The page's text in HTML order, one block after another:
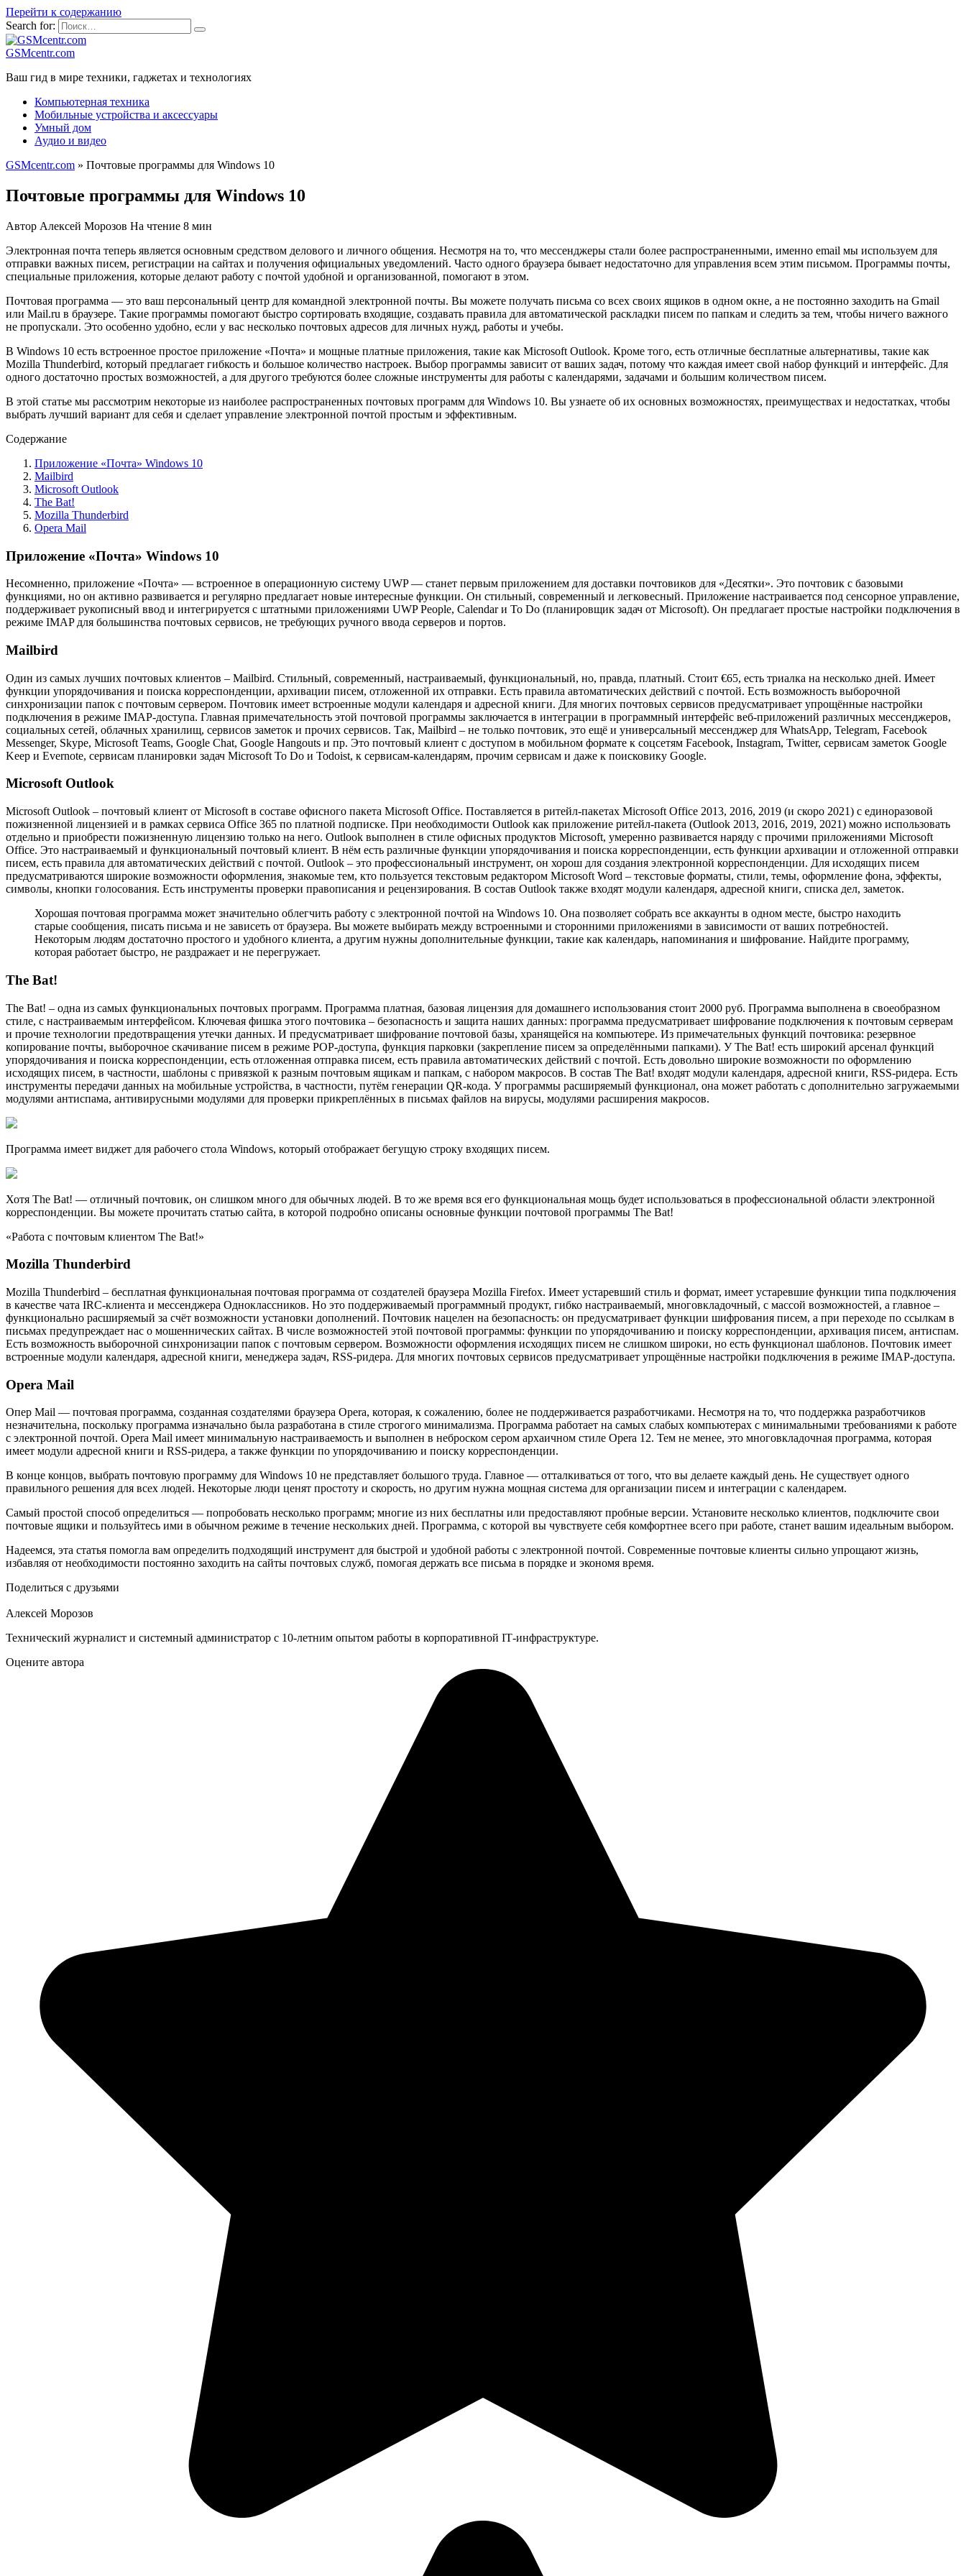
Перейти к содержанию
Search for:
GSMcentr.com
Ваш гид в мире техники, гаджетах и технологиях
Компьютерная техника
Мобильные устройства и аксессуары
Умный дом
Аудио и видео
GSMcentr.com » Почтовые программы для Windows 10
Почтовые программы для Windows 10
Автор Алексей Морозов На чтение 8 мин
Электронная почта теперь является основным средством делового и личного общения. Несмотря на то, что мессенджеры стали более распространенными, именно email мы используем для
отправки важных писем, регистрации на сайтах и получения официальных уведомлений. Часто одного браузера бывает недостаточно для управления всем этим письмом. Программы почты,
специальные приложения, которые делают работу с почтой удобной и организованной, помогают в этом.
Почтовая программа — это ваш персональный центр для командной электронной почты. Вы можете получать письма со всех своих ящиков в одном окне, а не постоянно заходить на Gmail
или Mail.ru в браузере. Такие программы помогают быстро сортировать входящие, создавать правила для автоматической раскладки писем по папкам и следить за тем, чтобы ничего важного
не пропускали. Это особенно удобно, если у вас несколько почтовых адресов для личных нужд, работы и учебы.
В Windows 10 есть встроенное простое приложение «Почта» и мощные платные приложения, такие как Microsoft Outlook. Кроме того, есть отличные бесплатные альтернативы, такие как
Mozilla Thunderbird, который предлагает гибкость и большое количество настроек. Выбор программы зависит от ваших задач, потому что каждая имеет свой набор функций и интерфейс. Для
одного достаточно простых возможностей, а для другого требуются более сложные инструменты для работы с календарями, задачами и большим количеством писем.
В этой статье мы рассмотрим некоторые из наиболее распространенных почтовых программ для Windows 10. Вы узнаете об их основных возможностях, преимуществах и недостатках, чтобы
выбрать лучший вариант для себя и сделает управление электронной почтой простым и эффективным.
Содержание
Приложение «Почта» Windows 10
Mailbird
Microsoft Outlook
The Bat!
Mozilla Thunderbird
Opera Mail
Приложение «Почта» Windows 10
Несомненно, приложение «Почта» — встроенное в операционную систему UWP — станет первым приложением для доставки почтовиков для «Десятки». Это почтовик с базовыми
функциями, но он активно развивается и регулярно предлагает новые интересные функции. Он стильный, современный и легковесный. Приложение настраивается под сенсорное управление,
поддерживает рукописный ввод и интегрируется с штатными приложениями UWP People, Calendar и To Do (планировщик задач от Microsoft). Он предлагает простые настройки подключения в
режиме IMAP для большинства почтовых сервисов, не требующих ручного ввода серверов и портов.
Mailbird
Один из самых лучших почтовых клиентов – Mailbird. Стильный, современный, настраиваемый, функциональный, но, правда, платный. Стоит €65, есть триалка на несколько дней. Имеет
функции упорядочивания и поиска корреспонденции, архивации писем, отложенной их отправки. Есть правила автоматических действий с почтой. Есть возможность выборочной
синхронизации папок с почтовым сервером. Почтовик имеет встроенные модули календаря и адресной книги. Для многих почтовых сервисов предусматривает упрощённые настройки
подключения в режиме IMAP-доступа. Главная примечательность этой почтовой программы заключается в интеграции в программный интерфейс веб-приложений различных мессенджеров,
социальных сетей, облачных хранилищ, сервисов заметок и прочих сервисов. Так, Mailbird – не только почтовик, это ещё и универсальный мессенджер для WhatsApp, Telegram, Facebook
Messenger, Skype, Microsoft Teams, Google Chat, Google Hangouts и пр. Это почтовый клиент с доступом в мобильном формате к соцсетям Facebook, Instagram, Twitter, сервисам заметок Google
Keep и Evernote, сервисам планировки задач Microsoft To Do и Todoist, к сервисам-календарям, прочим сервисам и даже к поисковику Google.
Microsoft Outlook
Microsoft Outlook – почтовый клиент от Microsoft в составе офисного пакета Microsoft Office. Поставляется в ритейл-пакетах Microsoft Office 2013, 2016, 2019 (и скоро 2021) с единоразовой
пожизненной лицензией и в рамках сервиса Office 365 по платной подписке. При необходимости Outlook как приложение ритейл-пакета (Outlook 2013, 2016, 2019, 2021) можно использовать
отдельно и приобрести пожизненную лицензию только на него. Outlook выполнен в стиле офисных продуктов Microsoft, умеренно развивается наряду с прочими приложениями Microsoft
Office. Это настраиваемый и функциональный почтовый клиент. В нём есть различные функции упорядочивания и поиска корреспонденции, есть функции архивации и отложенной отправки
писем, есть правила для автоматических действий с почтой. Outlook – это профессиональный инструмент, он хорош для создания электронной корреспонденции. Для исходящих писем
предусматриваются широкие возможности оформления, знакомые тем, кто пользуется текстовым редактором Microsoft Word – текстовые форматы, стили, темы, оформление фона, эффекты,
символы, кнопки голосования. Есть инструменты проверки правописания и рецензирования. В состав Outlook также входят модули календаря, адресной книги, списка дел, заметок.
Хорошая почтовая программа может значительно облегчить работу с электронной почтой на Windows 10. Она позволяет собрать все аккаунты в одном месте, быстро находить
старые сообщения, писать письма и не зависеть от браузера. Вы можете выбирать между встроенными и сторонними приложениями в зависимости от ваших потребностей.
Некоторым людям достаточно простого и удобного клиента, а другим нужны дополнительные функции, такие как календарь, напоминания и шифрование. Найдите программу,
которая работает быстро, не раздражает и не перегружает.
The Bat!
The Bat! – одна из самых функциональных почтовых программ. Программа платная, базовая лицензия для домашнего использования стоит 2000 руб. Программа выполнена в своеобразном
стиле, с настраиваемым интерфейсом. Ключевая фишка этого почтовика – безопасность и защита наших данных: программа предусматривает шифрование подключения к почтовым серверам
и прочие технологии предотвращения утечки данных. И предусматривает шифрование почтовой базы, хранящейся на компьютере. Из примечательных функций почтовика: резервное
копирование почты, выборочное скачивание писем в режиме POP-доступа, функция парковки (закрепление писем за определёнными папками). У The Bat! есть широкий арсенал функций
упорядочивания и поиска корреспонденции, есть отложенная отправка писем, есть правила автоматических действий с почтой. Есть довольно широкие возможности по оформлению
исходящих писем, в частности, шаблоны с привязкой к разным почтовым ящикам и папкам, с набором макросов. В состав The Bat! входят модули календаря, адресной книги, RSS-ридера. Есть
инструменты передачи данных на мобильные устройства, в частности, путём генерации QR-кода. У программы расширяемый функционал, она может работать с дополнительно загружаемыми
модулями антиспама, антивирусными модулями для проверки прикреплённых в письмах файлов на вирусы, модулями расширения макросов.
Программа имеет виджет для рабочего стола Windows, который отображает бегущую строку входящих писем.
Хотя The Bat! — отличный почтовик, он слишком много для обычных людей. В то же время вся его функциональная мощь будет использоваться в профессиональной области электронной
корреспонденции. Вы можете прочитать статью сайта, в которой подробно описаны основные функции почтовой программы The Bat!
«Работа с почтовым клиентом The Bat!»
Mozilla Thunderbird
Mozilla Thunderbird – бесплатная функциональная почтовая программа от создателей браузера Mozilla Firefox. Имеет устаревший стиль и формат, имеет устаревшие функции типа подключения
в качестве чата IRC-клиента и мессенджера Одноклассников. Но это поддерживаемый программный продукт, гибко настраиваемый, многовкладочный, с массой возможностей, а главное –
функционально расширяемый за счёт возможности установки дополнений. Почтовик нацелен на безопасность: он предусматривает функции шифрования писем, а при переходе по ссылкам в
письмах предупреждает нас о мошеннических сайтах. В числе возможностей этой почтовой программы: функции по упорядочиванию и поиску корреспонденции, архивация писем, антиспам.
Есть возможность выборочной синхронизации папок с почтовым сервером. Возможности оформления исходящих писем не слишком широки, но есть функционал шаблонов. Почтовик имеет
встроенные модули календаря, адресной книги, менеджера задач, RSS-ридера. Для многих почтовых сервисов предусматривает упрощённые настройки подключения в режиме IMAP-доступа.
Opera Mail
Опер Mail — почтовая программа, созданная создателями браузера Opera, которая, к сожалению, более не поддерживается разработчиками. Несмотря на то, что поддержка разработчиков
незначительна, поскольку программа изначально была разработана в стиле строгого минимализма. Программа работает на самых слабых компьютерах с минимальными требованиями к работе
с электронной почтой. Opera Mail имеет минимальную настраиваемость и выполнен в неброском сером архаичном стиле Opera 12. Тем не менее, это многовкладочная программа, которая
имеет модули адресной книги и RSS-ридера, а также функции по упорядочиванию и поиску корреспонденции.
В конце концов, выбрать почтовую программу для Windows 10 не представляет большого труда. Главное — отталкиваться от того, что вы делаете каждый день. Не существует одного
правильного решения для всех людей. Некоторые люди ценят простоту и скорость, но другим нужна мощная система для организации писем и интеграции с календарем.
Самый простой способ определиться — попробовать несколько программ; многие из них бесплатны или предоставляют пробные версии. Установите несколько клиентов, подключите свои
почтовые ящики и пользуйтесь ими в обычном режиме в течение нескольких дней. Программа, с которой вы чувствуете себя комфортнее всего при работе, станет вашим идеальным выбором.
Надеемся, эта статья помогла вам определить подходящий инструмент для быстрой и удобной работы с электронной почтой. Современные почтовые клиенты сильно упрощают жизнь,
избавляя от необходимости постоянно заходить на сайты почтовых служб, помогая держать все письма в порядке и экономя время.
Поделиться с друзьями
Алексей Морозов
Технический журналист и системный администратор с 10‑летним опытом работы в корпоративной IT‑инфраструктуре.
Оцените автора